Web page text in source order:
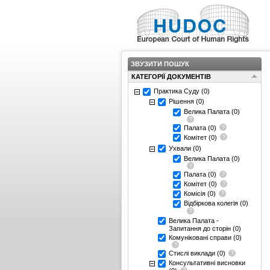
ЗВУЗИТИ ПОШУК
КАТЕГОРІЇ ДОКУМЕНТІВ
Практика Суду (0)
Рішення (0)
Велика Палата (0)
Палата (0)
Комітет (0)
Ухвали (0)
Велика Палата (0)
Палата (0)
Комітет (0)
Комісія (0)
Відбіркова колегія (0)
Велика Палата -
Запитання до сторін (0)
Комуніковані справи (0)
Стислі виклади (0)
Консультативні висновки